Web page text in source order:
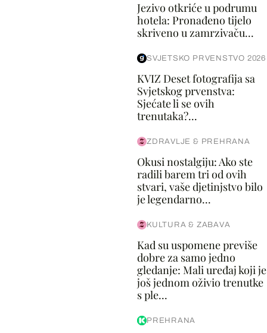
Jezivo otkriće u podrumu
hotela: Pronađeno tijelo
skriveno u zamrzivaču...
SVJETSKO PRVENSTVO 2026
KVIZ Deset fotografija sa
Svjetskog prvenstva:
Sjećate li se ovih
trenutaka?...
ZDRAVLJE & PREHRANA
Okusi nostalgiju: Ako ste
radili barem tri od ovih
stvari, vaše djetinjstvo bilo
je legendarno...
KULTURA & ZABAVA
Kad su uspomene previše
dobre za samo jedno
gledanje: Mali uređaj koji je
još jednom oživio trenutke
s ple...
PREHRANA